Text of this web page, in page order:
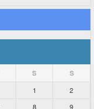
S S
1
2
8
9